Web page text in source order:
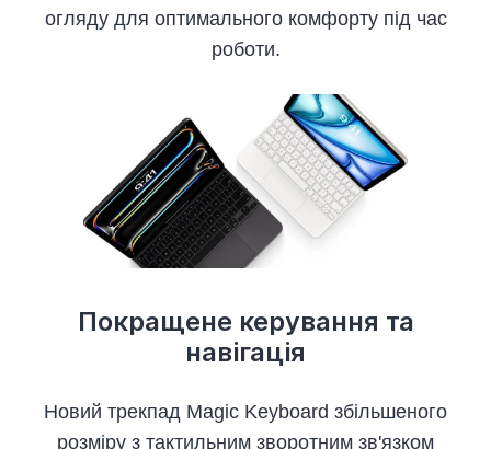
огляду для оптимального комфорту під час
роботи.
Покращене керування та
навігація
Новий трекпад Magic Keyboard збільшеного
розміру з тактильним зворотним зв'язком